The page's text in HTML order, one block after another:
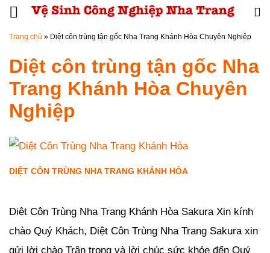
Đến nội dung chính
Trang chủ » Diệt côn trùng tận gốc Nha Trang Khánh Hòa Chuyên Nghiệp
Diệt côn trùng tận gốc Nha
Trang Khánh Hòa Chuyên
Nghiệp
DIỆT CÔN TRÙNG NHA TRANG KHÁNH HÒA
Diệt Côn Trùng Nha Trang Khánh Hòa Sakura Xin kính
chào Quý Khách, Diệt Côn Trùng Nha Trang Sakura xin
gửi lời chào Trân trọng và lời chúc sức khỏe đến Quý